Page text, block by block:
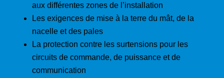
aux différentes zones de l’installation
Les exigences de mise à la terre du mât, de la
nacelle et des pales
La protection contre les surtensions pour les
circuits de commande, de puissance et de
communication